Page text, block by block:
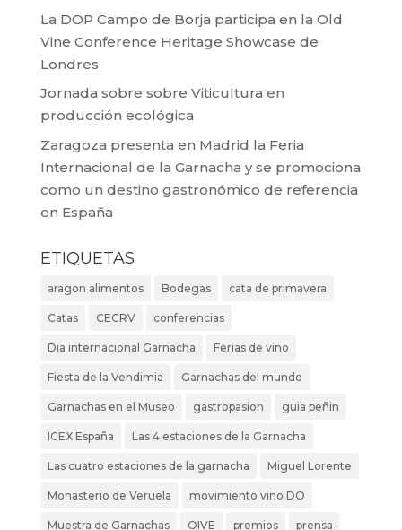
La DOP Campo de Borja participa en la Old
Vine Conference Heritage Showcase de
Londres
Jornada sobre sobre Viticultura en
producción ecológica
Zaragoza presenta en Madrid la Feria
Internacional de la Garnacha y se promociona
como un destino gastronómico de referencia
en España
ETIQUETAS
aragon alimentos Bodegas cata de primavera
Catas CECRV conferencias
Dia internacional Garnacha Ferias de vino
Fiesta de la Vendimia Garnachas del mundo
Garnachas en el Museo gastropasion guia peñin
ICEX España Las 4 estaciones de la Garnacha
Las cuatro estaciones de la garnacha Miguel Lorente
Monasterio de Veruela movimiento vino DO
Muestra de Garnachas OIVE premios prensa